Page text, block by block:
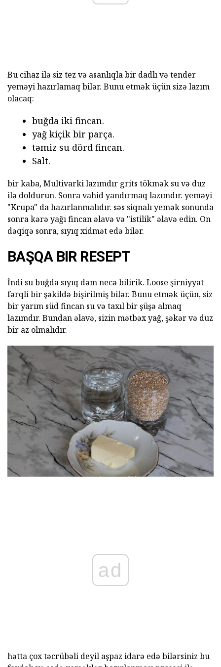
Bu cihaz ilə siz tez və asanlıqla bir dadlı və tender
yeməyi hazırlamaq bilər. Bunu etmək üçün sizə lazım
olacaq:
buğda iki fincan.
yağ kiçik bir parça.
təmiz su dörd fincan.
Salt.
bir kaba, Multivarki lazımdır grits tökmək su və duz
ilə doldurun. Sonra vahid yandırmaq lazımdır. yeməyi
"Krupa" da hazırlanmalıdır. səs siqnalı yemək sonunda
sonra kərə yağı fincan əlavə və "istilik" əlavə edin. On
dəqiqə sonra, sıyıq xidmət edə bilər.
BAŞQA BIR RESEPT
İndi su buğda sıyıq dəm necə bilirik. Loose şirniyyat
fərqli bir şəkildə bişirilmiş bilər. Bunu etmək üçün, siz
bir yarım süd fincan su və taxıl bir şüşə almaq
lazımdır. Bundan əlavə, sizin mətbəx yağ, şəkər və duz
bir az olmalıdır.
ad
hətta çox təcrübəli deyil aşpaz idarə edə bilərsiniz bu